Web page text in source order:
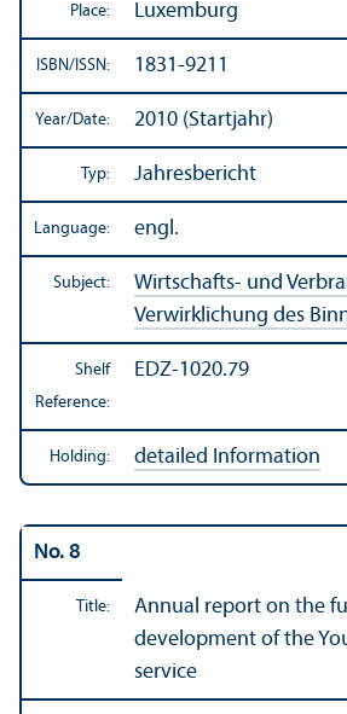
Place: Luxemburg
ISBN/ISSN: 1831-9211
Year/Date: 2010 (Startjahr)
Typ: Jahresbericht
Language: engl.
Subject: Wirtschafts- und
Verwirklichung des
Shelf
Reference:
EDZ-1020.79
Holding: detailed Information
No. 8
Title:
Annual report on the
development of the
service